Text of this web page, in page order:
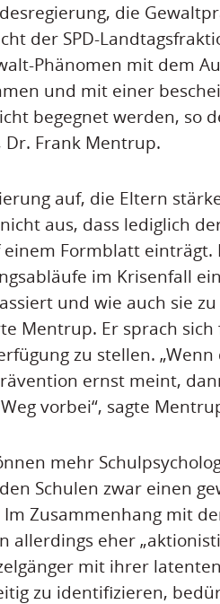
die
der SPD-
Phänomen mit dem
und mit einer
begegnet werden, so
Dr. Frank Mentrup.
auf, die Eltern
aus, dass lediglich
Formblatt einträgt.
im Krisenfall
und wie auch sie
Mentrup. Er sprach
zu stellen.
ernst meint,
vorbei“, sagte
mehr
Schulen zwar einen
Zusammenhang mit
allerdings eher
mit ihrer
zu identifizieren,